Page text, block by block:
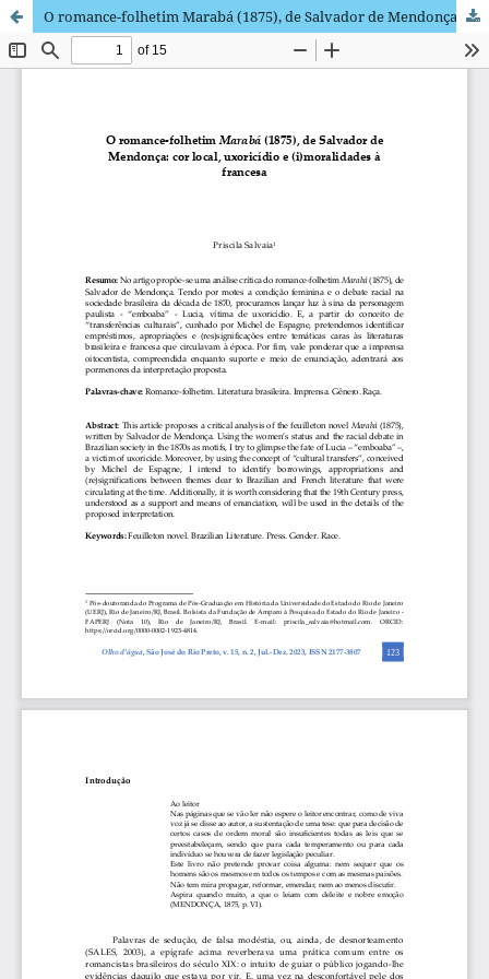
O romance-folhetim Marabá (1875), de Salvador de Mendonça: cor local, uxoricídio e (i)moralidades à francesa